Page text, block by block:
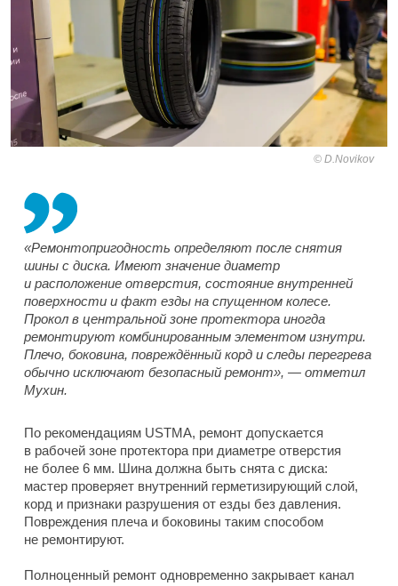
D.Novikov
«Ремонтопригодность определяют после снятия
шины с диска. Имеют значение диаметр
и расположение отверстия, состояние внутренней
поверхности и факт езды на спущенном колесе.
Прокол в центральной зоне протектора иногда
ремонтируют комбинированным элементом изнутри.
Плечо, боковина, повреждённый корд и следы перегрева
обычно исключают безопасный ремонт», — отметил
Мухин.
По рекомендациям USTMA, ремонт допускается
в рабочей зоне протектора при диаметре отверстия
не более 6 мм. Шина должна быть снята с диска:
мастер проверяет внутренний герметизирующий слой,
корд и признаки разрушения от езды без давления.
Повреждения плеча и боковины таким способом
не ремонтируют.
Полноценный ремонт одновременно закрывает канал